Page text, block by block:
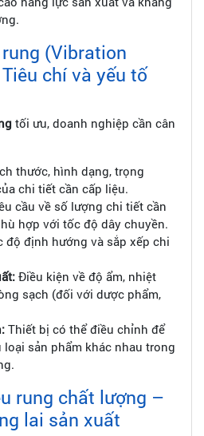
(Vibration
chí và yếu tố
tối ưu, doanh nghiệp cần cân
thước, hình dạng, trọng
chi tiết cần cấp liệu.
cầu về số lượng chi tiết cần
hợp với tốc độ dây chuyền.
độ định hướng và sắp xếp chi
Điều kiện về độ ẩm, nhiệt
sạch (đối với dược phẩm,
Thiết bị có thể điều chỉnh để
sản phẩm khác nhau trong
rung chất lượng –
lai sản xuất